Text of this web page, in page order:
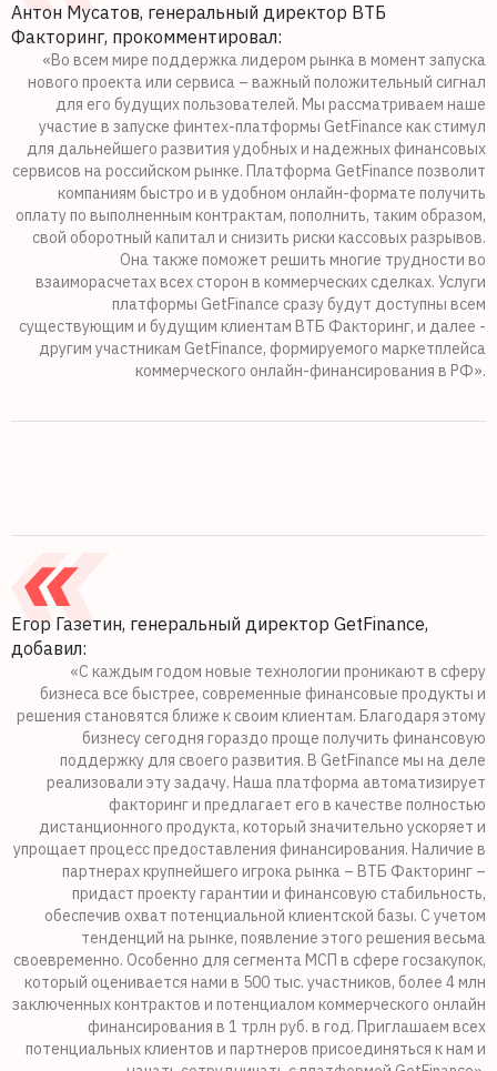
Антон Мусатов, генеральный директор ВТБ
Факторинг, прокомментировал:
«Во всем мире поддержка лидером рынка в момент запуска
нового проекта или сервиса – важный положительный сигнал
для его будущих пользователей. Мы рассматриваем наше
участие в запуске финтех-платформы GetFinance как стимул
для дальнейшего развития удобных и надежных финансовых
сервисов на российском рынке. Платформа GetFinance позволит
компаниям быстро и в удобном онлайн-формате получить
оплату по выполненным контрактам, пополнить, таким образом,
свой оборотный капитал и снизить риски кассовых разрывов.
Она также поможет решить многие трудности во
взаиморасчетах всех сторон в коммерческих сделках. Услуги
платформы GetFinance сразу будут доступны всем
существующим и будущим клиентам ВТБ Факторинг, и далее -
другим участникам GetFinance, формируемого маркетплейса
коммерческого онлайн-финансирования в РФ».
Егор Газетин, генеральный директор GetFinance,
добавил:
«С каждым годом новые технологии проникают в сферу
бизнеса все быстрее, современные финансовые продукты и
решения становятся ближе к своим клиентам. Благодаря этому
бизнесу сегодня гораздо проще получить финансовую
поддержку для своего развития. В GetFinance мы на деле
реализовали эту задачу. Наша платформа автоматизирует
факторинг и предлагает его в качестве полностью
дистанционного продукта, который значительно ускоряет и
упрощает процесс предоставления финансирования. Наличие в
партнерах крупнейшего игрока рынка – ВТБ Факторинг –
придаст проекту гарантии и финансовую стабильность,
обеспечив охват потенциальной клиентской базы. С учетом
тенденций на рынке, появление этого решения весьма
своевременно. Особенно для сегмента МСП в сфере госзакупок,
который оценивается нами в 500 тыс. участников, более 4 млн
заключенных контрактов и потенциалом коммерческого онлайн
финансирования в 1 трлн руб. в год. Приглашаем всех
потенциальных клиентов и партнеров присоединяться к нам и